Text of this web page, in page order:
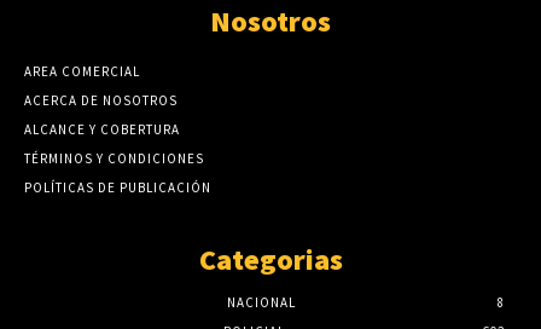
Nosotros
AREA COMERCIAL
ACERCA DE NOSOTROS
ALCANCE Y COBERTURA
TÉRMINOS Y CONDICIONES
POLÍTICAS DE PUBLICACIÓN
Categorias
NACIONAL
8